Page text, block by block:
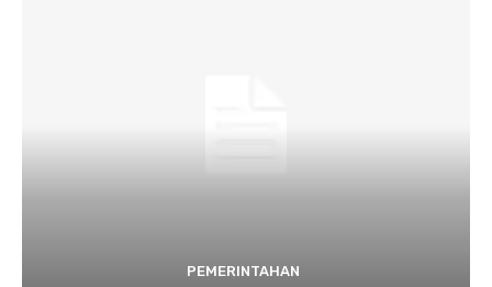
PEMERINTAHAN